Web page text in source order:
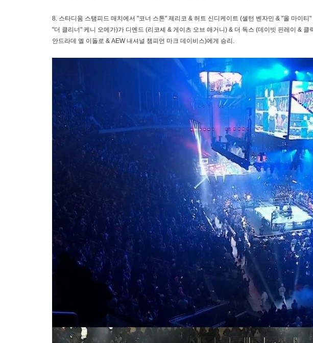
8. 스타디움 스탬피드 매치에서 "코너 스톤" 제리코 & 허트 신디케이트 (셸턴 벤자민 & "올 마이
"더 클리너" 케니 오메가)가 디멘드 (리코셰 & 게이츠 오브 애거니) & 더 독스 (데이빗 핀레이 &
안드라데 엘 이돌로 & AEW 내셔널 챔피언 마크 데이비스)에게 승리.